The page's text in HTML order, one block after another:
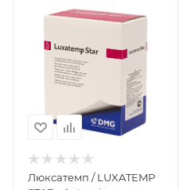
Люксатемп / LUXATEMP